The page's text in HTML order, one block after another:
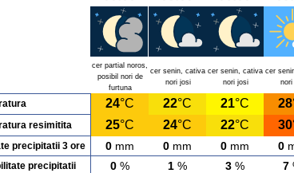
cer partial noros,
posibil nori de
furtuna
cer senin, cativa
nori josi
cer senin, cativa
nori josi
cer
nori
24°C 22°C 21°C 28
resimitita 25°C 24°C 22°C 30
precipitatii 3 ore 0mm 0mm 0mm 0
precipitatii 0% 1% 3% 7